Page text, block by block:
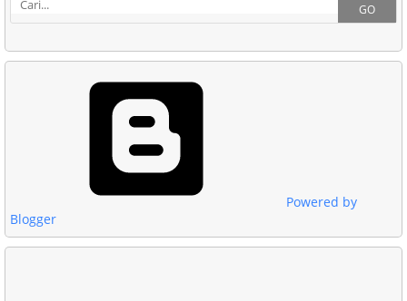
GO
Powered by
Blogger